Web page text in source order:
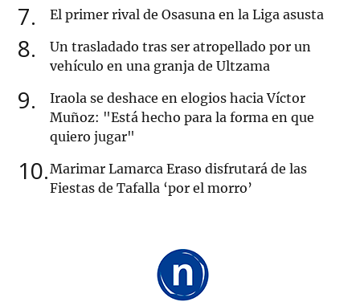
7 El primer rival de Osasuna en la Liga asusta
8
Un trasladado tras ser atropellado por un
vehículo en una granja de Ultzama
9
Iraola se deshace en elogios hacia Víctor
Muñoz: "Está hecho para la forma en que
quiero jugar"
10 Marimar Lamarca Eraso disfrutará de las
Fiestas de Tafalla ‘por el morro’